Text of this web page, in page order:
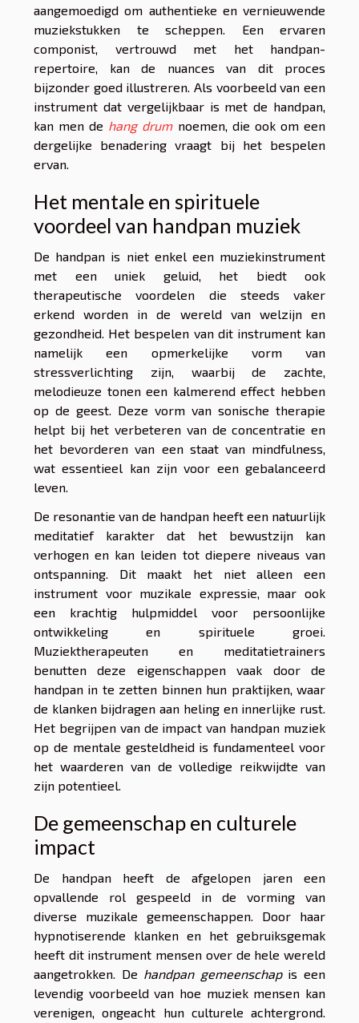
aangemoedigd om authentieke en vernieuwende
muziekstukken te scheppen. Een ervaren
componist, vertrouwd met het handpan-
repertoire, kan de nuances van dit proces
bijzonder goed illustreren. Als voorbeeld van een
instrument dat vergelijkbaar is met de handpan,
kan men de hang drumnoemen, die ook om een
dergelijke benadering vraagt bij het bespelen
ervan.
Het mentale en spirituele
voordeel van handpan muziek
De handpan is niet enkel een muziekinstrument
met een uniek geluid, het biedt ook
therapeutische voordelen die steeds vaker
erkend worden in de wereld van welzijn en
gezondheid. Het bespelen van dit instrument kan
namelijk een opmerkelijke vorm van
stressverlichting zijn, waarbij de zachte,
melodieuze tonen een kalmerend effect hebben
op de geest. Deze vorm van sonische therapie
helpt bij het verbeteren van de concentratie en
het bevorderen van een staat van mindfulness,
wat essentieel kan zijn voor een gebalanceerd
leven.
De resonantie van de handpan heeft een natuurlijk
meditatief karakter dat het bewustzijn kan
verhogen en kan leiden tot diepere niveaus van
ontspanning. Dit maakt het niet alleen een
instrument voor muzikale expressie, maar ook
een krachtig hulpmiddel voor persoonlijke
ontwikkeling en spirituele groei.
Muziektherapeuten en meditatietrainers
benutten deze eigenschappen vaak door de
handpan in te zetten binnen hun praktijken, waar
de klanken bijdragen aan heling en innerlijke rust.
Het begrijpen van de impact van handpan muziek
op de mentale gesteldheid is fundamenteel voor
het waarderen van de volledige reikwijdte van
zijn potentieel.
De gemeenschap en culturele
impact
De handpan heeft de afgelopen jaren een
opvallende rol gespeeld in de vorming van
diverse muzikale gemeenschappen. Door haar
hypnotiserende klanken en het gebruiksgemak
heeft dit instrument mensen over de hele wereld
aangetrokken. De handpan gemeenschapis een
levendig voorbeeld van hoe muziek mensen kan
verenigen, ongeacht hun culturele achtergrond.